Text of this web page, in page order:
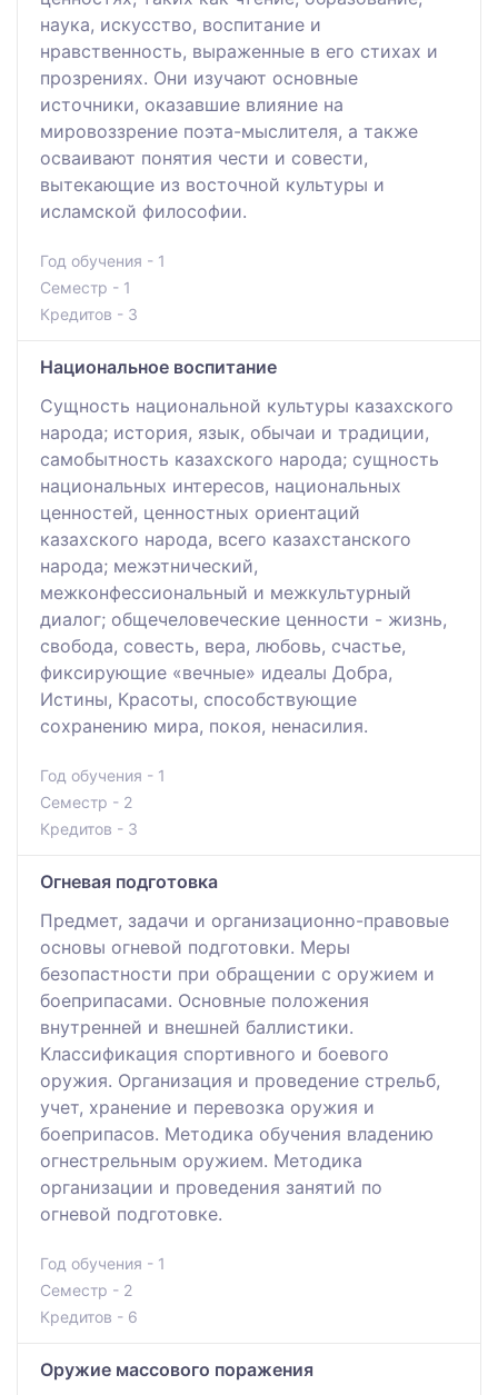
наука, искусство, воспитание и
нравственность, выраженные в его стихах и
прозрениях. Они изучают основные
источники, оказавшие влияние на
мировоззрение поэта-мыслителя, а также
осваивают понятия чести и совести,
вытекающие из восточной культуры и
исламской философии.
Год обучения - 1
Семестр - 1
Кредитов - 3
Национальное воспитание
Сущность национальной культуры казахского
народа; история, язык, обычаи и традиции,
самобытность казахского народа; сущность
национальных интересов, национальных
ценностей, ценностных ориентаций
казахского народа, всего казахстанского
народа; межэтнический,
межконфессиональный и межкультурный
диалог; общечеловеческие ценности - жизнь,
свобода, совесть, вера, любовь, счастье,
фиксирующие «вечные» идеалы Добра,
Истины, Красоты, способствующие
сохранению мира, покоя, ненасилия.
Год обучения - 1
Семестр - 2
Кредитов - 3
Огневая подготовка
Предмет, задачи и организационно-правовые
основы огневой подготовки. Меры
безопастности при обращении с оружием и
боеприпасами. Основные положения
внутренней и внешней баллистики.
Классификация спортивного и боевого
оружия. Организация и проведение стрельб,
учет, хранение и перевозка оружия и
боеприпасов. Методика обучения владению
огнестрельным оружием. Методика
организации и проведения занятий по
огневой подготовке.
Год обучения - 1
Семестр - 2
Кредитов - 6
Оружие массового поражения